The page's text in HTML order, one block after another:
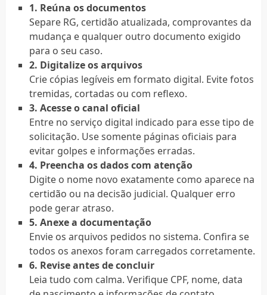
1. Reúna os documentos
Separe RG, certidão atualizada, comprovantes da
mudança e qualquer outro documento exigido
para o seu caso.
2. Digitalize os arquivos
Crie cópias legíveis em formato digital. Evite fotos
tremidas, cortadas ou com reflexo.
3. Acesse o canal oficial
Entre no serviço digital indicado para esse tipo de
solicitação. Use somente páginas oficiais para
evitar golpes e informações erradas.
4. Preencha os dados com atenção
Digite o nome novo exatamente como aparece na
certidão ou na decisão judicial. Qualquer erro
pode gerar atraso.
5. Anexe a documentação
Envie os arquivos pedidos no sistema. Confira se
todos os anexos foram carregados corretamente.
6. Revise antes de concluir
Leia tudo com calma. Verifique CPF, nome, data